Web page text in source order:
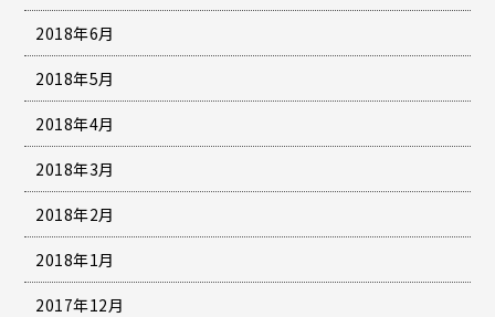
2018年6月
2018年5月
2018年4月
2018年3月
2018年2月
2018年1月
2017年12月